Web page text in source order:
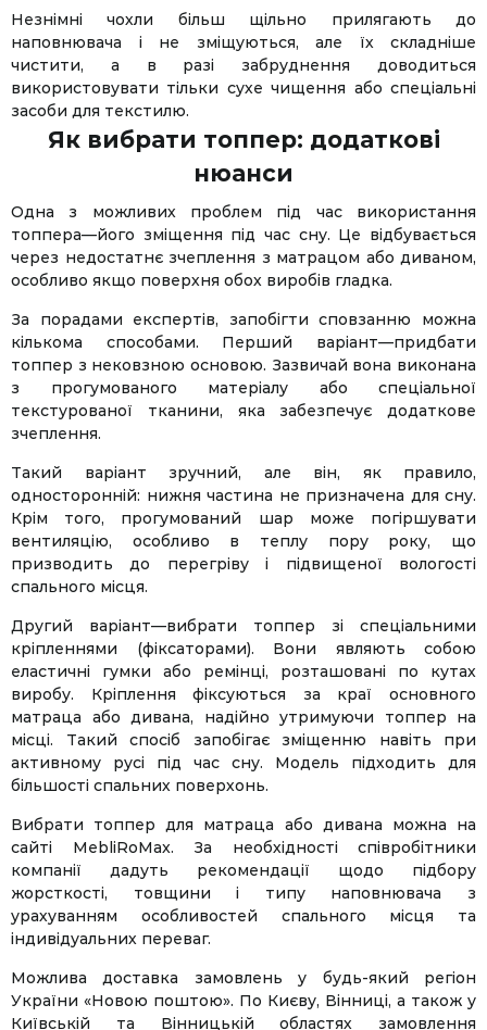
Незнімні чохли більш щільно прилягають до
наповнювача і не зміщуються, але їх складніше
чистити, а в разі забруднення доводиться
використовувати тільки сухе чищення або спеціальні
засоби для текстилю.
Як вибрати топпер: додаткові
нюанси
Одна з можливих проблем під час використання
топпера—його зміщення під час сну. Це відбувається
через недостатнє зчеплення з матрацом або диваном,
особливо якщо поверхня обох виробів гладка.
За порадами експертів, запобігти сповзанню можна
кількома способами. Перший варіант—придбати
топпер з нековзною основою. Зазвичай вона виконана
з прогумованого матеріалу або спеціальної
текстурованої тканини, яка забезпечує додаткове
зчеплення.
Такий варіант зручний, але він, як правило,
односторонній: нижня частина не призначена для сну.
Крім того, прогумований шар може погіршувати
вентиляцію, особливо в теплу пору року, що
призводить до перегріву і підвищеної вологості
спального місця.
Другий варіант—вибрати топпер зі спеціальними
кріпленнями (фіксаторами). Вони являють собою
еластичні гумки або ремінці, розташовані по кутах
виробу. Кріплення фіксуються за краї основного
матраца або дивана, надійно утримуючи топпер на
місці. Такий спосіб запобігає зміщенню навіть при
активному русі під час сну. Модель підходить для
більшості спальних поверхонь.
Вибрати топпер для матраца або дивана можна на
сайті MebliRoMax. За необхідності співробітники
компанії дадуть рекомендації щодо підбору
жорсткості, товщини і типу наповнювача з
урахуванням особливостей спального місця та
індивідуальних переваг.
Можлива доставка замовлень у будь-який регіон
України «Новою поштою». По Києву, Вінниці, а також у
Київській та Вінницькій областях замовлення